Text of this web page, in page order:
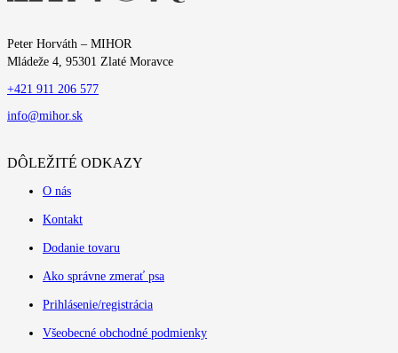
Peter Horváth – MIHOR
Mládeže 4, 95301 Zlaté Moravce
+421 911 206 577
info@mihor.sk
DÔLEŽITÉ ODKAZY
O nás
Kontakt
Dodanie tovaru
Ako správne zmerať psa
Prihlásenie/registrácia
Všeobecné obchodné podmienky